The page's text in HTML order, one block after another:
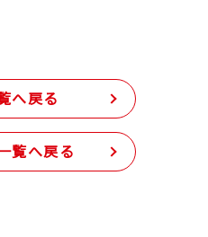
へ戻る
覧へ戻る